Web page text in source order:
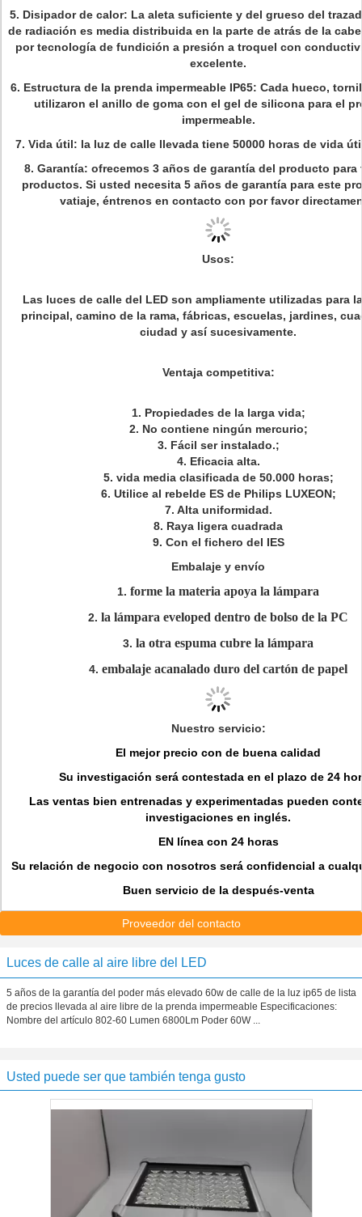
5. Disipador de calor: La aleta suficiente y del grueso del
de radiación es media distribuida en la parte de atrás de la
por tecnología de fundición a presión a troquel con
excelente.
6. Estructura de la prenda impermeable IP65: Cada hueco,
utilizaron el anillo de goma con el gel de silicona para el
impermeable.
7. Vida útil: la luz de calle llevada tiene 50000 horas de vida
8. Garantía: ofrecemos 3 años de garantía del producto
productos. Si usted necesita 5 años de garantía para este
vatiaje, éntrenos en contacto con por favor
Usos:
Las luces de calle del LED son ampliamente utilizadas para
principal, camino de la rama, fábricas, escuelas, jardines,
ciudad y así sucesivamente.
Ventaja competitiva:
1. Propiedades de la larga vida;
2. No contiene ningún mercurio;
3. Fácil ser instalado.;
4. Eficacia alta.
5. vida media clasificada de 50.000 horas;
6. Utilice al rebelde ES de Philips LUXEON;
7. Alta uniformidad.
8. Raya ligera cuadrada
9. Con el fichero del IES
Embalaje y envío
1. forme la materia apoya la lámpara
2. la lámpara eveloped dentro de bolso de la PC
3. la otra espuma cubre la lámpara
4. embalaje acanalado duro del cartón de papel
Nuestro servicio:
El mejor precio con de buena calidad
Su investigación será contestada en el plazo de 24
Las ventas bien entrenadas y experimentadas pueden
investigaciones en inglés.
EN línea con 24 horas
Su relación de negocio con nosotros será confidencial a
Buen servicio de la después-venta
Proveedor del contacto
Luces de calle al aire libre del LED
5 años de la garantía del poder más elevado 60w de calle de la luz ip65 de lista
de precios llevada al aire libre de la prenda impermeable Especificaciones:
Nombre del artículo 802-60 Lumen 6800Lm Poder 60W ...
Usted puede ser que también tenga gusto